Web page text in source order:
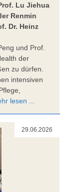
Lu Jiehua
Renmin
Dr. Heinz
und Prof.
der
zu dürfen.
intensiven
lesen ...
29.06.2026